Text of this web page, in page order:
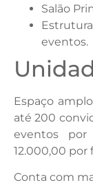
Salão
eventos.
Espaço
até 200
eventos
12.000,00 por
Conta com